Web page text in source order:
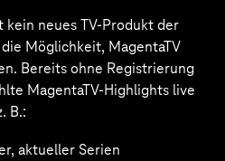
kein neues TV-Produkt der
Möglichkeit, MagentaTV
Bereits ohne Registrierung
MagentaTV-Highlights live
B.:
aktueller Serien